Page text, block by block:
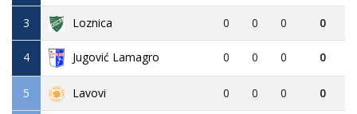
3 Loznica 0 0 0 0
4 Jugović Lamagro 0 0 0 0
5 Lavovi 0 0 0 0